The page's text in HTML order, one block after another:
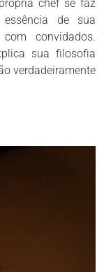
chef se faz
de sua
convidados.
sua filosofia
verdadeiramente